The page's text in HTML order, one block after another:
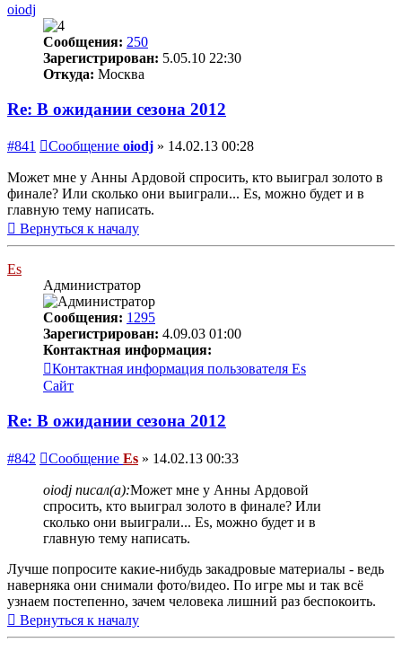
oiodj
Сообщения: 250
Зарегистрирован: 5.05.10 22:30
Откуда: Москва
Re: В ожидании сезона 2012
#841 Сообщение oiodj » 14.02.13 00:28
Может мне у Анны Ардовой спросить, кто выиграл золото в
финале? Или сколько они выиграли... Es, можно будет и в
главную тему написать.
Вернуться к началу
Es
Администратор
Сообщения: 1295
Зарегистрирован: 4.09.03 01:00
Контактная информация:
Контактная информация пользователя Es
Сайт
Re: В ожидании сезона 2012
#842 Сообщение Es » 14.02.13 00:33
oiodj писал(а):Может мне у Анны Ардовой
спросить, кто выиграл золото в финале? Или
сколько они выиграли... Es, можно будет и в
главную тему написать.
Лучше попросите какие-нибудь закадровые материалы - ведь
наверняка они снимали фото/видео. По игре мы и так всё
узнаем постепенно, зачем человека лишний раз беспокоить.
Вернуться к началу